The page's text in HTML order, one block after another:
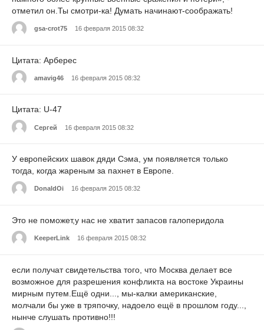
отметил он.Ты смотри-ка! Думать начинают-соображать!
gsa-crot75 16 февраля 2015 08:32
Цитата: Арберес
amavig46 16 февраля 2015 08:32
Цитата: U-47
Cергей 16 февраля 2015 08:32
У европейских шавок дяди Сэма, ум появляется только
тогда, когда жареным за пахнет в Европе.
DonaldOi 16 февраля 2015 08:32
Это не поможет,у нас не хватит запасов галоперидола
KeeperLink 16 февраля 2015 08:32
если получат свидетельства того, что Москва делает все
возможное для разрешения конфликта на востоке Украины
мирным путем.Ещё одни..., мы-калки американские,
молчали бы уже в тряпочку, надоело ещё в прошлом году...,
нынче слушать противно!!!